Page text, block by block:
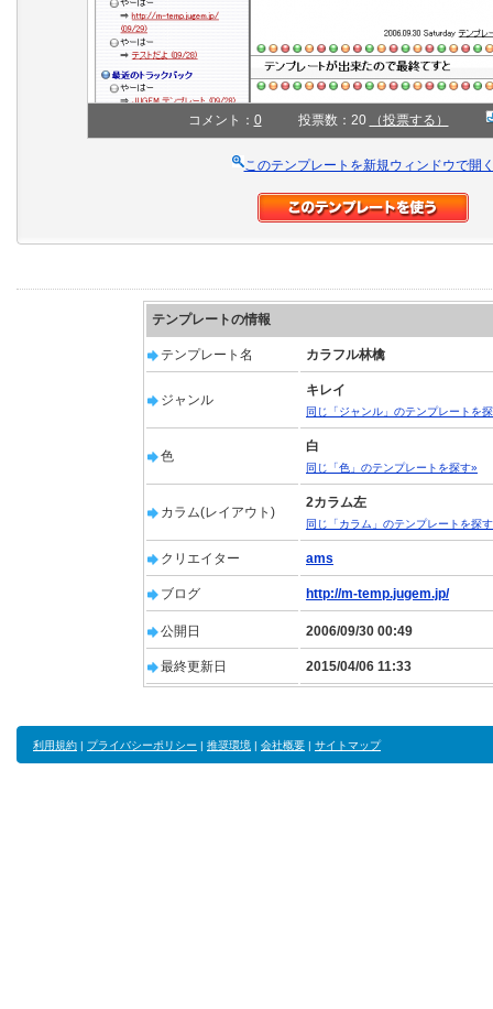
コメント： 0 投票数：20 （投票する）
このテンプレートを新規ウィンドウで開
テンプレートの情報
テンプレート名 カラフル林檎
ジャンル
キレイ
同じ「ジャンル」のテンプレートを
色
白
同じ「色」のテンプレートを探す»
カラム(レイアウト)
2カラム左
同じ「カラム」のテンプレートを探
クリエイター ams
ブログ http://m-temp.jugem.jp/
公開日 2006/09/30 00:49
最終更新日 2015/04/06 11:33
利用規約 | プライバシーポリシー | 推奨環境 | 会社概要 | サイトマップ